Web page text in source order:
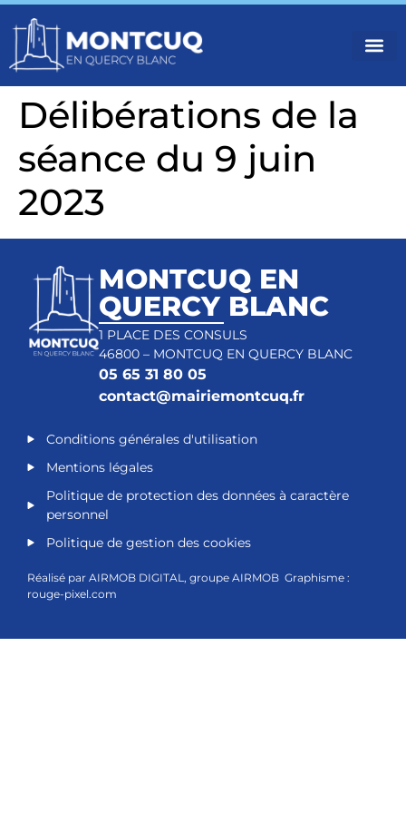
Délibérations de la
séance du 9 juin
2023
MONTCUQ EN
QUERCY BLANC
1 PLACE DES CONSULS
46800 – MONTCUQ EN QUERCY BLANC
05 65 31 80 05
contact@mairiemontcuq.fr
Conditions générales d'utilisation
Mentions légales
Politique de protection des données à caractère
personnel
Politique de gestion des cookies
Réalisé parAIRMOB DIGITAL, groupeAIRMOB Graphisme :
rouge-pixel.com